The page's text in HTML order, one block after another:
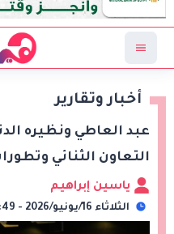
أخبار وتقارير
عبد العاطي ونظيره
التعاون الثنائي
ياسين إبراهيم
الثلاثاء 16/يونيو/2026 - 12:49 ص